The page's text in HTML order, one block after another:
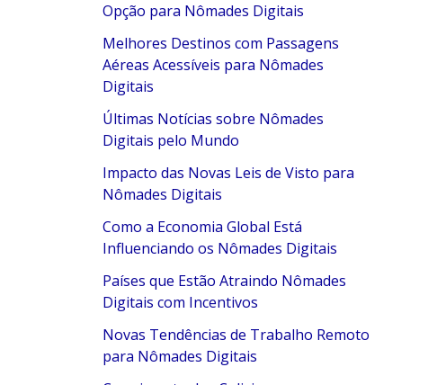
Opção para Nômades Digitais
Melhores Destinos com Passagens
Aéreas Acessíveis para Nômades
Digitais
Últimas Notícias sobre Nômades
Digitais pelo Mundo
Impacto das Novas Leis de Visto para
Nômades Digitais
Como a Economia Global Está
Influenciando os Nômades Digitais
Países que Estão Atraindo Nômades
Digitais com Incentivos
Novas Tendências de Trabalho Remoto
para Nômades Digitais